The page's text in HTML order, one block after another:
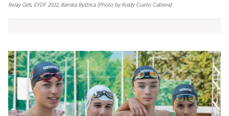
Relay Girls, EYOF 2022, Banska Bystrica (Photo by Roldy Cueto Cabrera)